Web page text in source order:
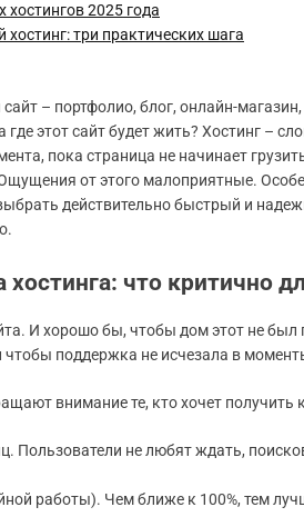
2025 года
три практических шага
сайт – портфолио, блог, онлайн-
этот сайт будет жить? Хостинг –
пока страница не начинает
от этого малоприятные.
действительно быстрый и
что критично
И хорошо бы, чтобы дом этот не
чтобы поддержка не исчезала в
внимание те, кто хочет получить
Пользователи не любят ждать,
работы). Чем ближе к 100%, тем